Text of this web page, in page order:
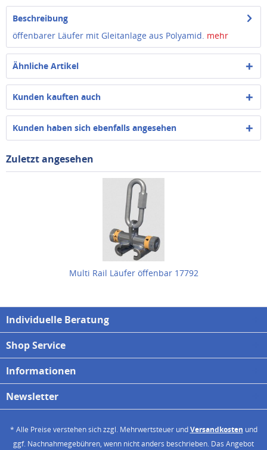
Beschreibung
öffenbarer Läufer mit Gleitanlage aus Polyamid. mehr
Ähnliche Artikel
Kunden kauften auch
Kunden haben sich ebenfalls angesehen
Zuletzt angesehen
Multi Rail Läufer öffenbar 17792
Individuelle Beratung
Shop Service
Informationen
Newsletter
* Alle Preise verstehen sich zzgl. Mehrwertsteuer undVersandkosten und
ggf. Nachnahmegebühren, wenn nicht anders beschrieben. Das Angebot